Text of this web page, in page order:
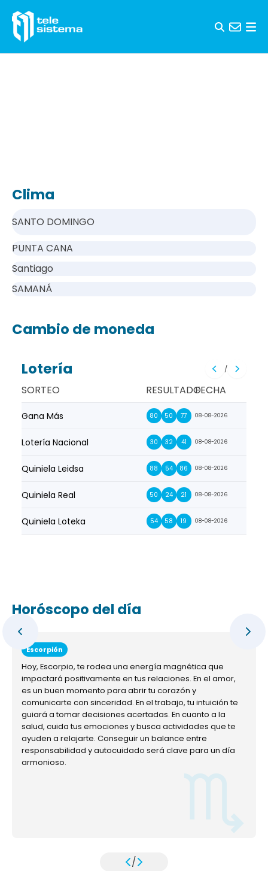
Clima
SANTO DOMINGO
PUNTA CANA
Santiago
SAMANÁ
Cambio de moneda
Lotería /
SORTEO RESULTADOFECHA
Gana Más 80 50 77 08-08-2026
Lotería Nacional 30 32 41 08-08-2026
Quiniela Leidsa 88 54 86 08-08-2026
Quiniela Real 50 24 21 08-08-2026
Quiniela Loteka 54 58 19 08-08-2026
Horóscopo del día
Escorpión
Hoy, Escorpio, te rodea una energía magnética que
impactará positivamente en tus relaciones. En el amor,
es un buen momento para abrir tu corazón y
comunicarte con sinceridad. En el trabajo, tu intuición te
guiará a tomar decisiones acertadas. En cuanto a la
salud, cuida tus emociones y busca actividades que te
ayuden a relajarte. Conseguir un balance entre
responsabilidad y autocuidado será clave para un día
armonioso.
/